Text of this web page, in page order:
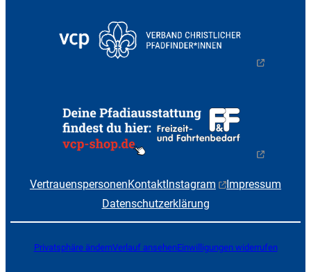
VertrauenspersonenKontaktInstagram
Impressum
Datenschutzerklärung
Privatsphäre ändernVerlauf ansehenEinwilligungen widerrufen